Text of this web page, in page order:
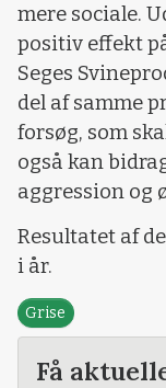
mere sociale.
positiv effekt
Seges
del af samme
forsøg, som
også kan
aggression og
Resultatet af
i år.
Grise
Få